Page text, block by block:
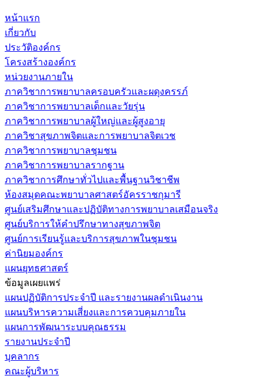
หน้าแรก
เกี่ยวกับ
ประวัติองค์กร
โครงสร้างองค์กร
หน่วยงานภายใน
ภาควิชาการพยาบาลครอบครัวและผดุงครรภ์
ภาควิชาการพยาบาลเด็กและวัยรุ่น
ภาควิชาการพยาบาลผู้ใหญ่และผู้สูงอายุ
ภาควิชาสุขภาพจิตและการพยาบาลจิตเวช
ภาควิชาการพยาบาลชุมชน
ภาควิชาการพยาบาลรากฐาน
ภาควิชาการศึกษาทั่วไปและพื้นฐานวิชาชีพ
ห้องสมุดคณะพยาบาลศาสตร์อัครราชกุมารี
ศูนย์เสริมศึกษาและปฏิบัติทางการพยาบาลเสมือนจริง
ศูนย์บริการให้คำปรึกษาทางสุขภาพจิต
ศูนย์การเรียนรู้และบริการสุขภาพในชุมชน
ค่านิยมองค์กร
แผนยุทธศาสตร์
ข้อมูลเผยแพร่
แผนปฏิบัติการประจำปี และรายงานผลดำเนินงาน
แผนบริหารความเสี่ยงและการควบคุมภายใน
แผนการพัฒนาระบบคุณธรรม
รายงานประจำปี
บุคลากร
คณะผู้บริหาร